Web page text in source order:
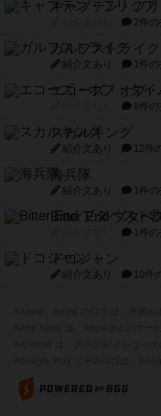
キャプテン・フ
2件の
ガルフストライク
紹介文あり 1件
エコーズ・オブ
8件の
スカルキング
紹介文あり 12件
海兵隊
紹介文あり 1件
Bitter End ブタペ
1件
ドコジャン
紹介文あり 10件